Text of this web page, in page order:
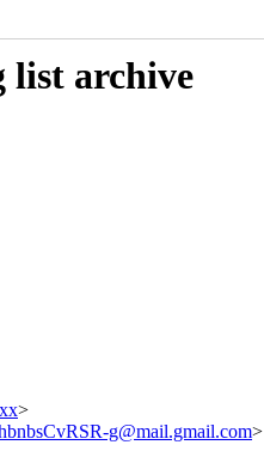
list archive
>
g@mail.gmail.com>